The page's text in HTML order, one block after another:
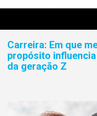
Carreira: Em que
propósito
da geração Z